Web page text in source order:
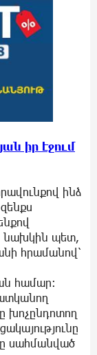
իր էջում
ինձ
նախկին պետ,
հրամանով՝
համար։
խոչընդոտող
սահմանված